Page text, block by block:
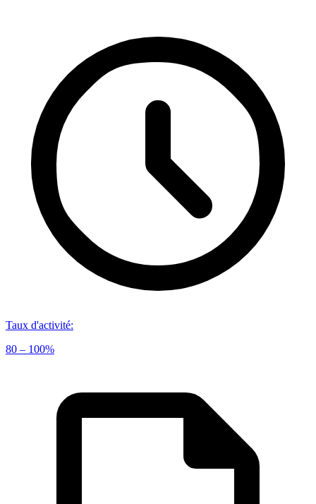
Taux d'activité:
80 – 100%